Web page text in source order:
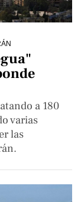
a 180
varias
las